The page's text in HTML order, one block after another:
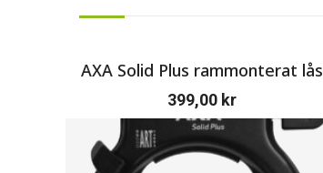
AXA Solid Plus rammonterat lås
399,00 kr